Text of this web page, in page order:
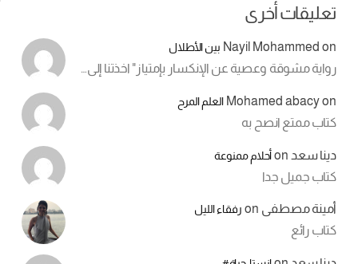
تعليقات أخرى
Nayil Mohammed on بين الأطلال
رواية مشوقة وعصية عن الإنكسار بإمتياز" اخذتنا إلى…
Mohamed abacyon العلم المرح
كتاب ممتع انصح به
دينا سعد onأحلام ممنوعة
كتاب جميل جدا
أمينة مصطفى on رفقاء الليل
كتاب رائع